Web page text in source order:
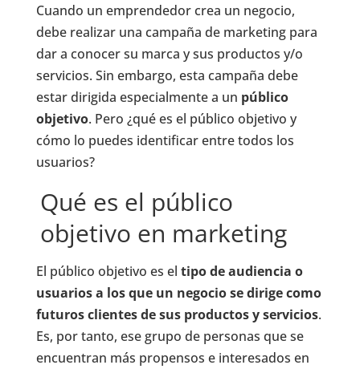
Cuando un emprendedor crea un negocio,
debe realizar una campaña de marketing para
dar a conocer su marca y sus productos y/o
servicios. Sin embargo, esta campaña debe
estar dirigida especialmente a un público
objetivo. Pero ¿qué es el público objetivo y
cómo lo puedes identificar entre todos los
usuarios?
Qué es el público
objetivo en marketing
El público objetivo es el tipo de audiencia o
usuarios a los que un negocio se dirige como
futuros clientes de sus productos y servicios.
Es, por tanto, ese grupo de personas que se
encuentran más propensos e interesados en